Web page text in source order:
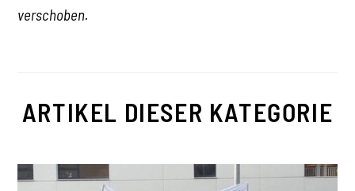
verschoben.
ARTIKEL DIESER KATEGORIE